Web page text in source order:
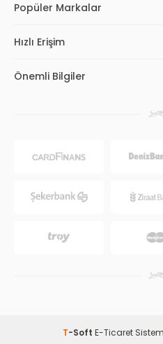
Popüler Markalar
Hızlı Erişim
Önemli Bilgiler
T-Soft E-Ticaret